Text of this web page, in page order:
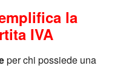
la
IVA
per chi possiede una